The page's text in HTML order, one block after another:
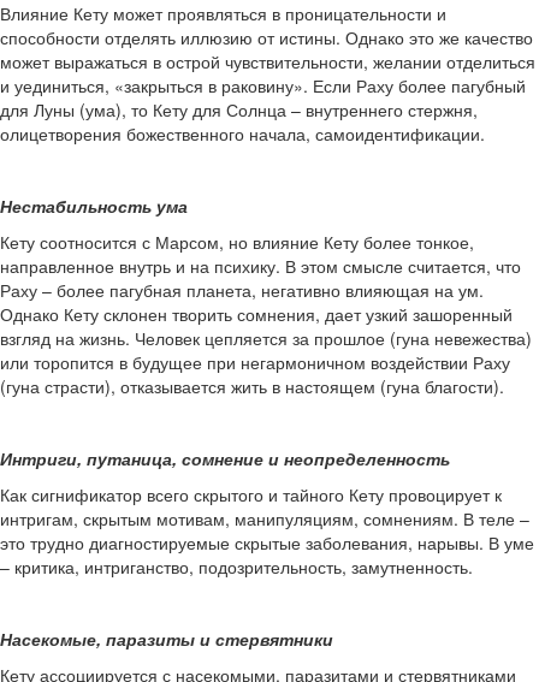
Влияние Кету может проявляться в проницательности и
способности отделять иллюзию от истины. Однако это же качество
может выражаться в острой чувствительности, желании отделиться
и уединиться, «закрыться в раковину». Если Раху более пагубный
для Луны (ума), то Кету для Солнца – внутреннего стержня,
олицетворения божественного начала, самоидентификации.
Нестабильность ума
Кету соотносится с Марсом, но влияние Кету более тонкое,
направленное внутрь и на психику. В этом смысле считается, что
Раху – более пагубная планета, негативно влияющая на ум.
Однако Кету склонен творить сомнения, дает узкий зашоренный
взгляд на жизнь. Человек цепляется за прошлое (гуна невежества)
или торопится в будущее при негармоничном воздействии Раху
(гуна страсти), отказывается жить в настоящем (гуна благости).
Интриги, путаница, сомнение и неопределенность
Как сигнификатор всего скрытого и тайного Кету провоцирует к
интригам, скрытым мотивам, манипуляциям, сомнениям. В теле –
это трудно диагностируемые скрытые заболевания, нарывы. В уме
– критика, интриганство, подозрительность, замутненность.
Насекомые, паразиты и стервятники
Кету ассоциируется с насекомыми, паразитами и стервятниками